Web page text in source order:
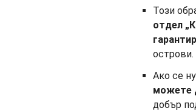
Този
отдел
острови.
Ако се
можете
добър